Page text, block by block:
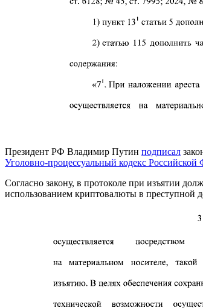
Президент РФ Владимир Путин подписал
Уголовно‑процессуальный кодекс Российской
Согласно закону, в протоколе при изъятии
использованием криптовалюты в преступной